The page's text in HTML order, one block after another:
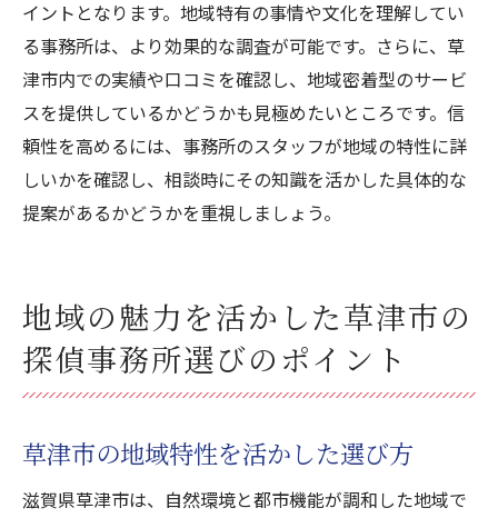
チ方法
草津市で探偵事務所を選ぶ際の注意事項と
落とし穴
イントとなります。地域特有の事情や文化を理解してい
る事務所は、より効果的な調査が可能です。さらに、草
津市内での実績や口コミを確認し、地域密着型のサービ
スを提供しているかどうかも見極めたいところです。信
頼性を高めるには、事務所のスタッフが地域の特性に詳
しいかを確認し、相談時にその知識を活かした具体的な
提案があるかどうかを重視しましょう。
地域の魅力を活かした草津市の
探偵事務所選びのポイント
草津市の地域特性を活かした選び方
滋賀県草津市は、自然環境と都市機能が調和した地域で